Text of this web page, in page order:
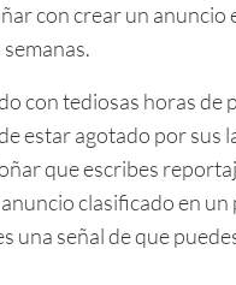
con crear un anuncio
con tediosas horas de
estar agotado por sus
que escribes
clasificado en un
una señal de que